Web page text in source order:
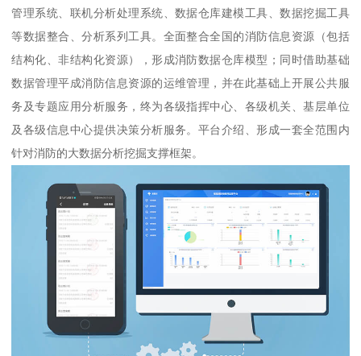
管理系统、联机分析处理系统、数据仓库建模工具、数据挖掘工具
等数据整合、分析系列工具。全面整合全国的消防信息资源（包括
结构化、非结构化资源），形成消防数据仓库模型；同时借助基础
数据管理平成消防信息资源的运维管理，并在此基础上开展公共服
务及专题应用分析服务，终为各级指挥中心、各级机关、基层单位
及各级信息中心提供决策分析服务。平台介绍、形成一套全范围内
针对消防的大数据分析挖掘支撑框架。